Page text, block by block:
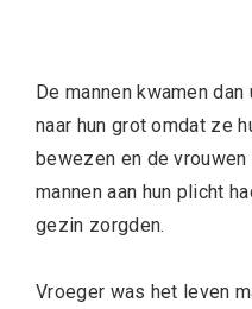
De mannen kwamen
naar hun grot omdat ze
bewezen en de
mannen aan hun plicht
gezin zorgden.
Vroeger was het leven